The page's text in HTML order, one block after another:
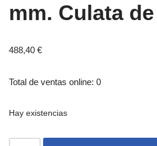
mm. Culata
488,40 €
Total de ventas online: 0
Hay existencias